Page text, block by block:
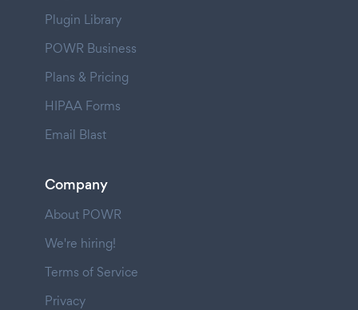
Plugin Library
POWR Business
Plans & Pricing
HIPAA Forms
Email Blast
Company
About POWR
We're hiring!
Terms of Service
Privacy